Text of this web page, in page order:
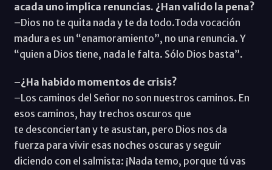
acada uno implica renuncias. ¿Han valido la pena?
–Dios no te quita nada y te da todo.Toda vocación
madura es un “enamoramiento”, no una renuncia. Y
“quien a Dios tiene, nada le falta. Sólo Dios basta”.
–¿Ha habido momentos de crisis?
–Los caminos del Señor no son nuestros caminos. En
esos caminos, hay trechos oscuros que
te desconciertan y te asustan, pero Dios nos da
fuerza para vivir esas noches oscuras y seguir
diciendo con el salmista: ¡Nada temo, porque tú vas